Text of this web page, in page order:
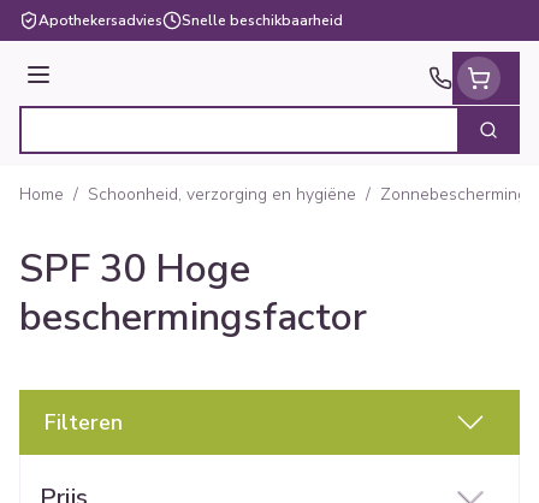
Ga naar de inhoud
Apothekersadvies Snelle beschikbaarheid
Menu
Zoek
Home / Schoonheid, verzorging en hygiëne / Zonnebescherming
SPF 30 Hoge
beschermingsfactor
Filteren